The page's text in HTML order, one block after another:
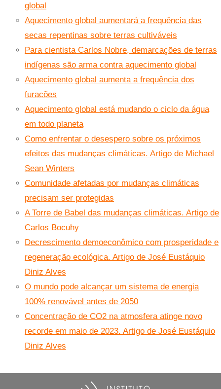
global
Aquecimento global aumentará a frequência das
secas repentinas sobre terras cultiváveis
Para cientista Carlos Nobre, demarcações de terras
indígenas são arma contra aquecimento global
Aquecimento global aumenta a frequência dos
furacões
Aquecimento global está mudando o ciclo da água
em todo planeta
Como enfrentar o desespero sobre os próximos
efeitos das mudanças climáticas. Artigo de Michael
Sean Winters
Comunidade afetadas por mudanças climáticas
precisam ser protegidas
A Torre de Babel das mudanças climáticas. Artigo de
Carlos Bocuhy
Decrescimento demoeconômico com prosperidade e
regeneração ecológica. Artigo de José Eustáquio
Diniz Alves
O mundo pode alcançar um sistema de energia
100% renovável antes de 2050
Concentração de CO2 na atmosfera atinge novo
recorde em maio de 2023. Artigo de José Eustáquio
Diniz Alves